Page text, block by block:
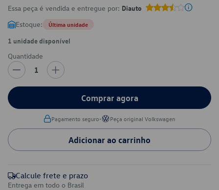
Essa peça é vendida e entregue por: Diauto
Estoque: Última unidade
1 unidade disponível
Quantidade
1
Comprar agora
Pagamento seguro• Peça original Volkswagen
Adicionar ao carrinho
Calcule frete e prazo
Entrega em todo o Brasil